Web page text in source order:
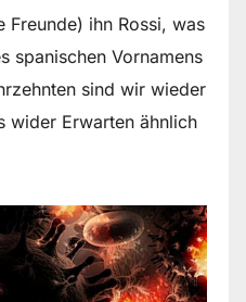
Freunde) ihn Rossi, was
spanischen Vornamens
sind wir wieder
wider Erwarten ähnlich